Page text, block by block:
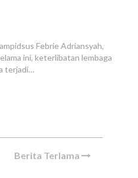
Febrie Adriansyah,
ini, keterlibatan lembaga
terjadi…
Berita Terlama